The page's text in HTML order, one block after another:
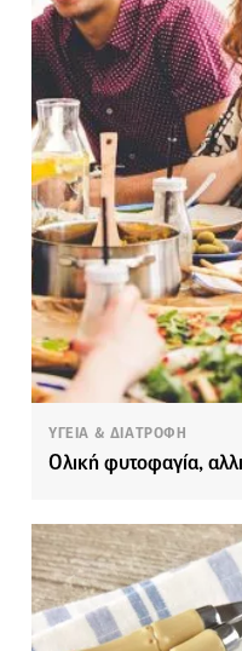
ΥΓΕΙΑ & ΔΙΑΤΡΟΦΗ
Ολική φυτοφαγία,